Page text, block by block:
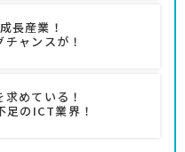
長産業！
ャンスが！
めている！
足のICT業界！